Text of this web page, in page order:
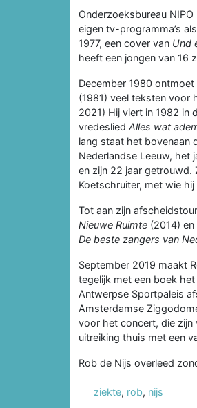
Onderzoeksbureau
eigen tv-programma’s als
1977, een cover van Und
heeft een jongen van 16
December 1980
(1981) veel teksten voor
2021) Hij viert in 1982 in
vredeslied Alles wat
lang staat het bovenaan
Nederlandse Leeuw, het
en zijn 22 jaar getrouwd.
Koetschruiter, met wie
Tot aan zijn
Nieuwe Ruimte (2014) en
De beste zangers van
September 2019 maakt
tegelijk met een boek
Antwerpse Sportpaleis
Amsterdamse
voor het concert, die zijn
uitreiking thuis met een
Rob de Nijs overleed
ziekte, rob, nijs